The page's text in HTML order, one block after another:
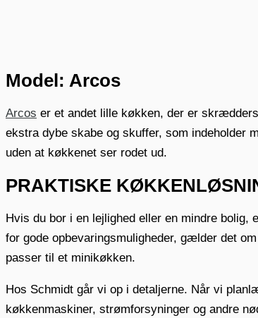
Model: Arcos
Arcos er et andet lille køkken, der er
ekstra dybe skabe og skuffer, som indeholder
uden at køkkenet ser rodet ud.
PRAKTISKE
Hvis du bor i en lejlighed eller en mindre
for gode opbevaringsmuligheder, gælder det
passer til et minikøkken.
Hos Schmidt går vi op i detaljerne. Når vi
køkkenmaskiner, strømforsyninger og andre